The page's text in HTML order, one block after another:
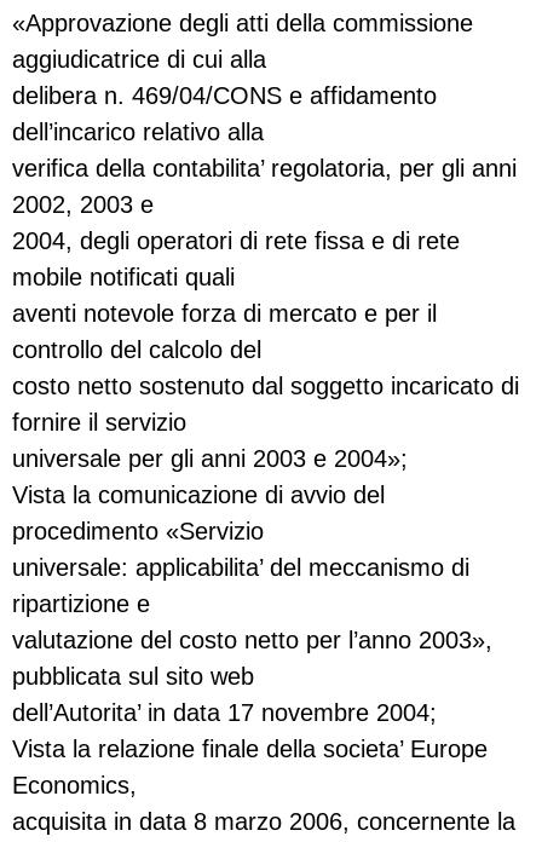
«Approvazione degli atti della commissione
aggiudicatrice di cui alla
delibera n. 469/04/CONS e affidamento
dell’incarico relativo alla
verifica della contabilita’ regolatoria, per gli anni
2002, 2003 e
2004, degli operatori di rete fissa e di rete
mobile notificati quali
aventi notevole forza di mercato e per il
controllo del calcolo del
costo netto sostenuto dal soggetto incaricato di
fornire il servizio
universale per gli anni 2003 e 2004»;
Vista la comunicazione di avvio del
procedimento «Servizio
universale: applicabilita’ del meccanismo di
ripartizione e
valutazione del costo netto per l’anno 2003»,
pubblicata sul sito web
dell’Autorita’ in data 17 novembre 2004;
Vista la relazione finale della societa’ Europe
Economics,
acquisita in data 8 marzo 2006, concernente la